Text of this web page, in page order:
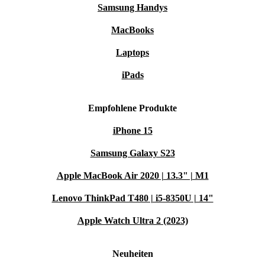
Samsung Handys
MacBooks
Laptops
iPads
Empfohlene Produkte
iPhone 15
Samsung Galaxy S23
Apple MacBook Air 2020 | 13.3" | M1
Lenovo ThinkPad T480 | i5-8350U | 14"
Apple Watch Ultra 2 (2023)
Neuheiten